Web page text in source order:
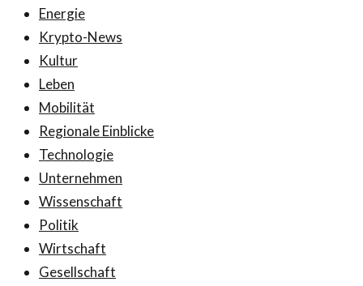
Energie
Krypto-News
Kultur
Leben
Mobilität
Regionale Einblicke
Technologie
Unternehmen
Wissenschaft
Politik
Wirtschaft
Gesellschaft